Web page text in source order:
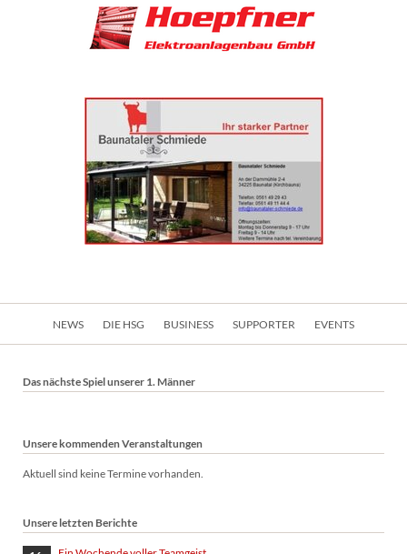
NEWS DIE HSG BUSINESS SUPPORTER EVENTS
Das nächste Spiel unserer 1. Männer
Unsere kommenden Veranstaltungen
Aktuell sind keine Termine vorhanden.
Unsere letzten Berichte